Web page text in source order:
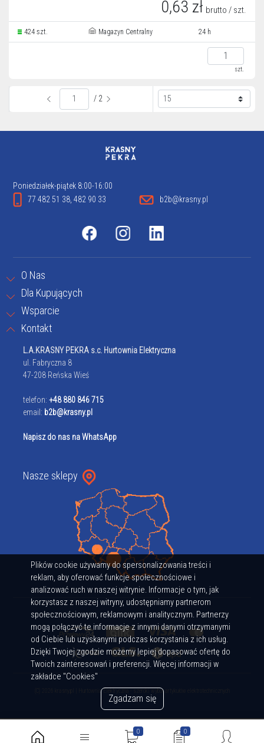
Plików cookie używamy do spersonalizowania treści i
reklam, aby oferować funkcje społecznościowe i
analizować ruch w naszej witrynie. Informacje o tym, jak
korzystasz z naszej witryny, udostępniamy partnerom
społecznościowym, reklamowym i analitycznym. Partnerzy
mogą połączyć te informacje z innymi danymi otrzymanymi
od Ciebie lub uzyskanymi podczas korzystania z ich usług.
Dzięki Twojej zgodzie możemy lepiej dopasować ofertę do
Twoich zainteresowań i preferencji. Więcej informacji w
zakładce "Cookies"
Zgadzam się
0,63 zł brutto / szt.
424 szt. Magazyn Centralny 24 h
szt.
/ 2
Poniedziałek-piątek 8:00-16:00
77 482 51 38, 482 90 33
b2b@krasny.pl
O Nas
Dla Kupujących
Wsparcie
Kontakt
L.A.KRASNY PEKRA s.c. Hurtownia Elektryczna
ul. Fabryczna 8
47-208 Reńska Wieś
telefon: +48 880 846 715
email: b2b@krasny.pl
Napisz do nas na WhatsApp
Nasze sklepy
(C) 2026 krasny.pl | Hurtownia Elektryczna - szeroki wybór artykułów elektrotechnicznych
0 0